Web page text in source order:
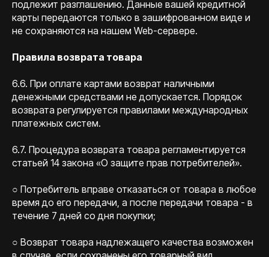
подлежит разглашению. Данные вашей кредитной
карты передаются только в зашифрованном виде и
не сохраняются на нашем Web-сервере.
Правила возврата товара
6.6. При оплате картами возврат наличными
денежными средствами не допускается. Порядок
возврата регулируется правилами международных
платежных систем.
6.7. Процедура возврата товара регламентируется
статьей 14 закона «О защите прав потребителей».
○ Потребитель вправе отказаться от товара в любое
время до его передачи, а после передачи товара - в
течение 7 дней со дня покупки;
○ Возврат товара надлежащего качества возможен